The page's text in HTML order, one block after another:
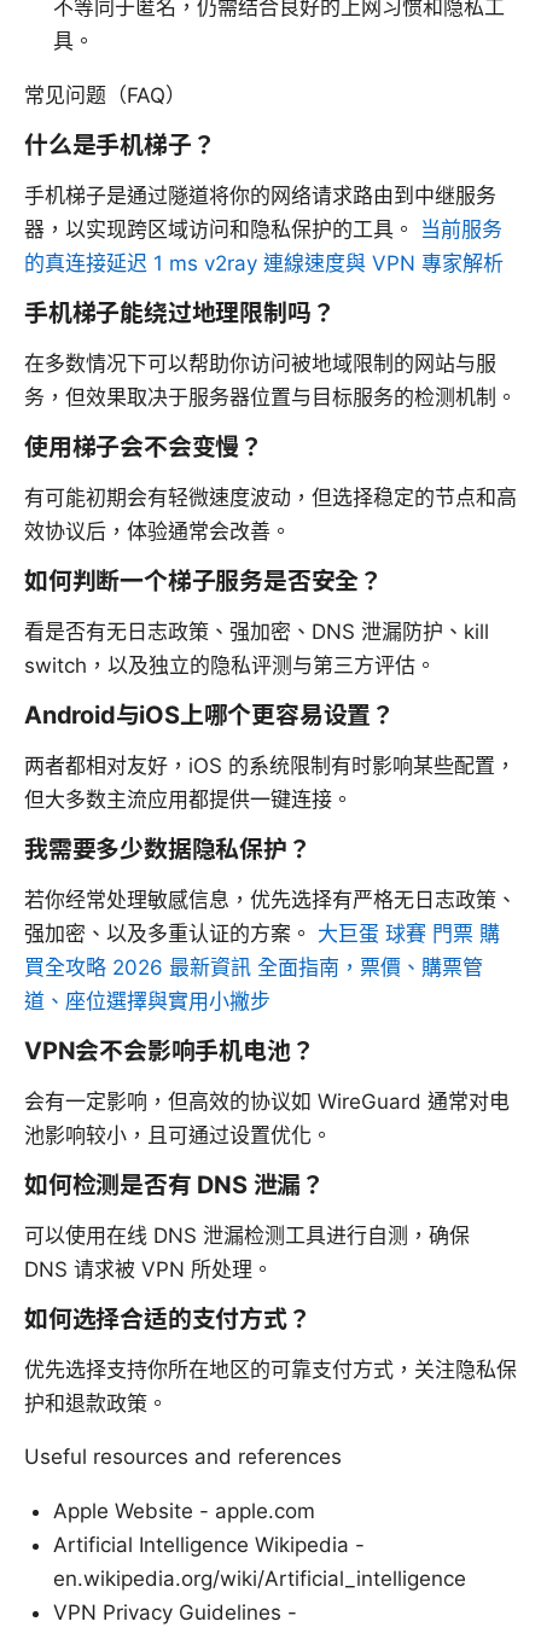
不等同于匿名，仍需结合良好的上网习惯和隐私工
具。
常见问题（FAQ）
什么是手机梯子？
手机梯子是通过隧道将你的网络请求路由到中继服务
器，以实现跨区域访问和隐私保护的工具。 当前服务
的真连接延迟 1 ms v2ray 連線速度與 VPN 專家解析
手机梯子能绕过地理限制吗？
在多数情况下可以帮助你访问被地域限制的网站与服
务，但效果取决于服务器位置与目标服务的检测机制。
使用梯子会不会变慢？
有可能初期会有轻微速度波动，但选择稳定的节点和高
效协议后，体验通常会改善。
如何判断一个梯子服务是否安全？
看是否有无日志政策、强加密、DNS 泄漏防护、kill
switch，以及独立的隐私评测与第三方评估。
Android与iOS上哪个更容易设置？
两者都相对友好，iOS 的系统限制有时影响某些配置，
但大多数主流应用都提供一键连接。
我需要多少数据隐私保护？
若你经常处理敏感信息，优先选择有严格无日志政策、
强加密、以及多重认证的方案。 大巨蛋 球賽 門票 購
買全攻略 2026 最新資訊 全面指南，票價、購票管
道、座位選擇與實用小撇步
VPN会不会影响手机电池？
会有一定影响，但高效的协议如 WireGuard 通常对电
池影响较小，且可通过设置优化。
如何检测是否有 DNS 泄漏？
可以使用在线 DNS 泄漏检测工具进行自测，确保
DNS 请求被 VPN 所处理。
如何选择合适的支付方式？
优先选择支持你所在地区的可靠支付方式，关注隐私保
护和退款政策。
Useful resources and references
Apple Website - apple.com
Artificial Intelligence Wikipedia -
en.wikipedia.org/wiki/Artificial_intelligence
VPN Privacy Guidelines -